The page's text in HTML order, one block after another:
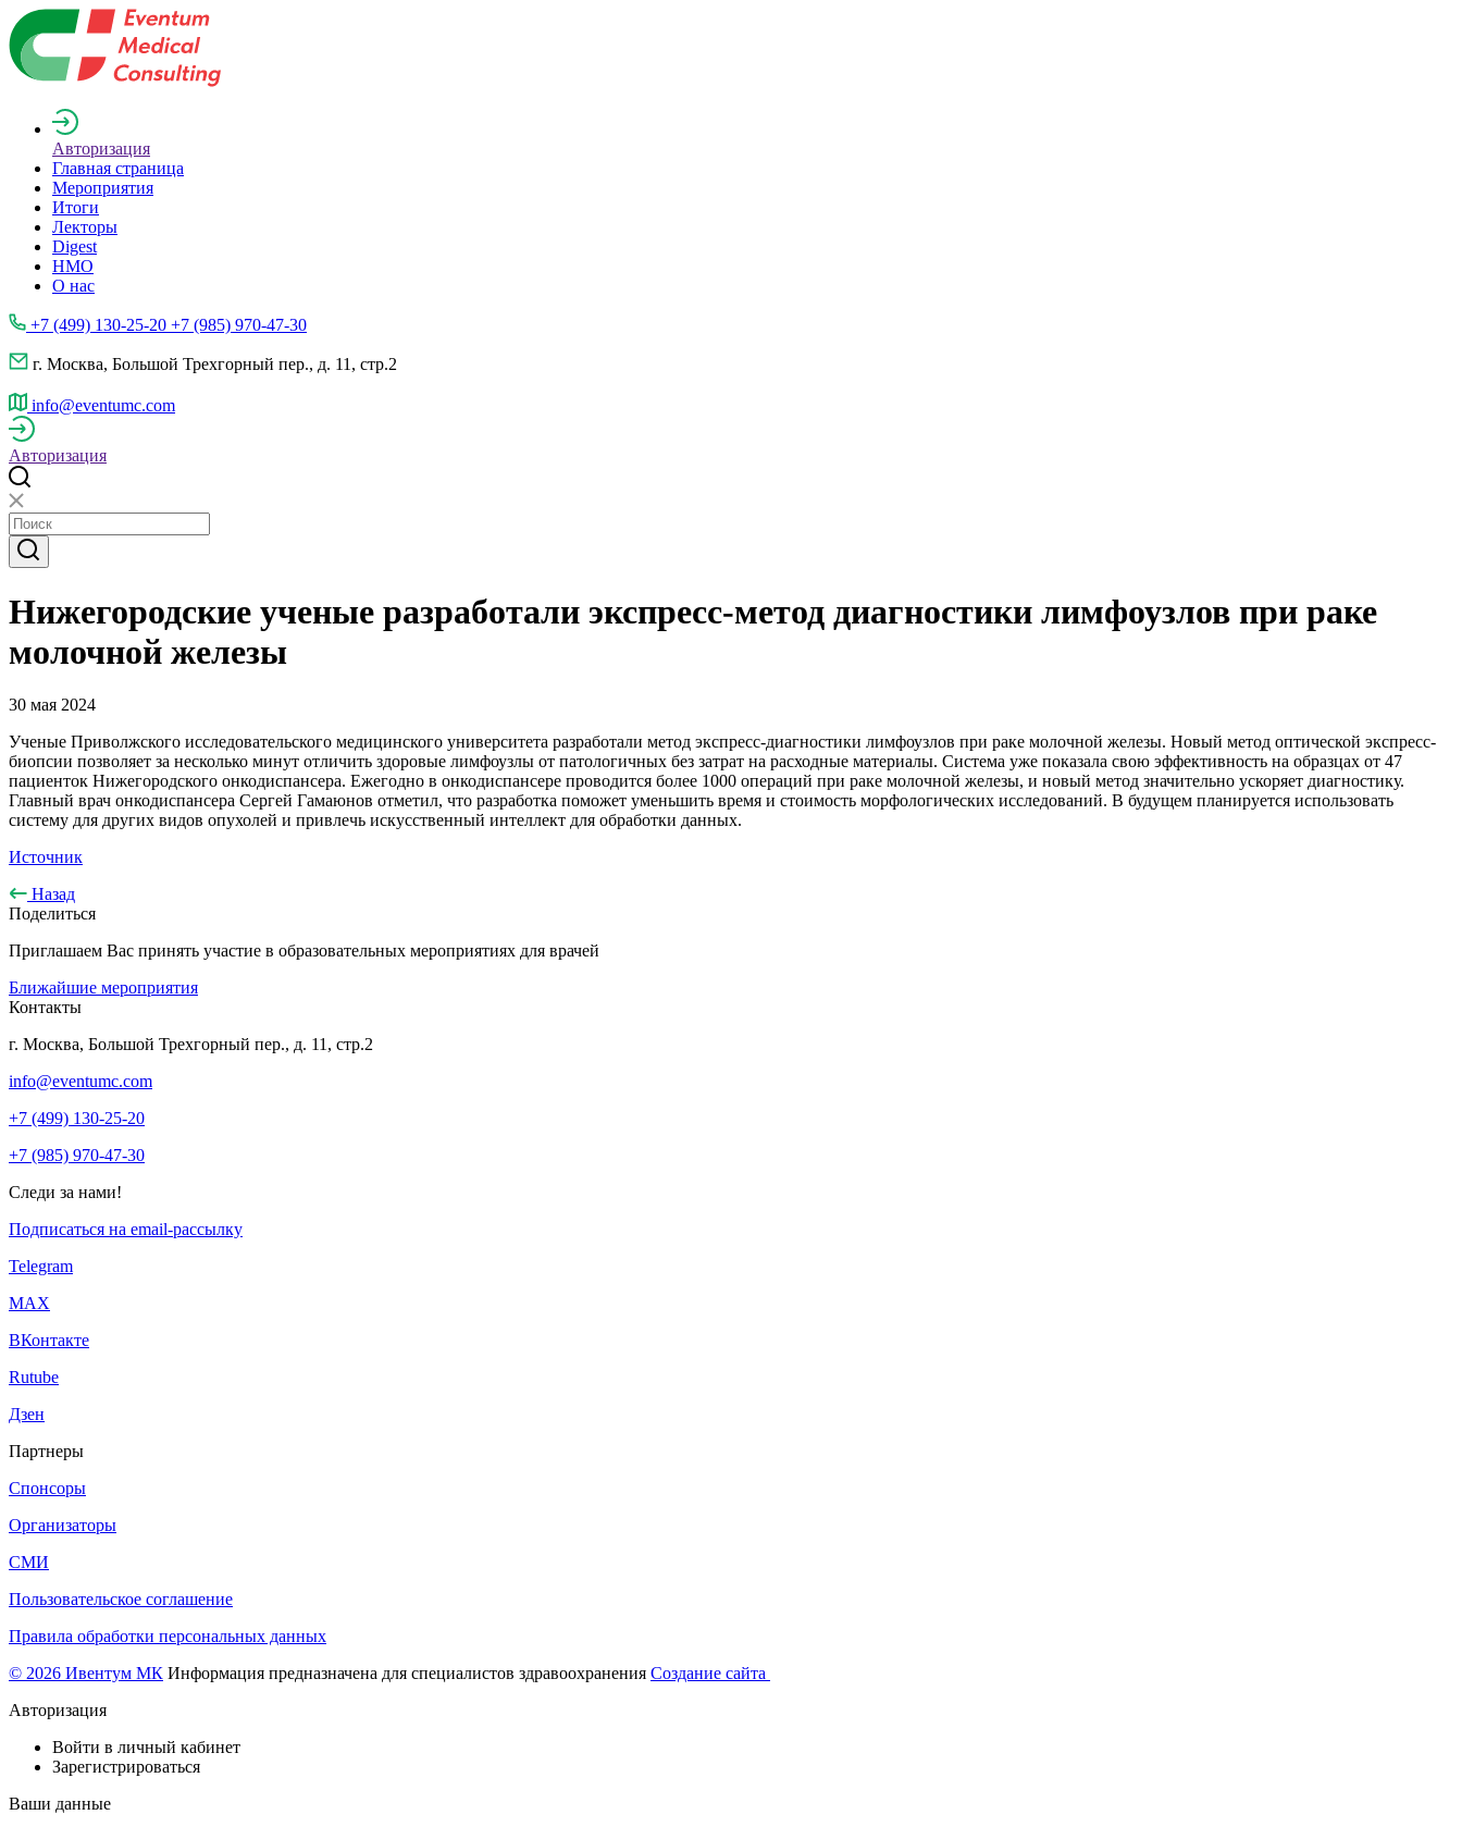
Авторизация
Главная страница
Мероприятия
Итоги
Лекторы
Digest
НМО
О нас
+7 (499) 130-25-20 +7 (985) 970-47-30
г. Москва, Большой Трехгорный пер., д. 11, стр.2
info@eventumc.com
Авторизация
Нижегородские ученые разработали экспресс-метод диагностики лимфоузлов при раке
молочной железы
30 мая 2024
Ученые Приволжского исследовательского медицинского университета разработали метод экспресс-диагностики лимфоузлов при раке молочной железы. Новый метод оптической экспресс-
биопсии позволяет за несколько минут отличить здоровые лимфоузлы от патологичных без затрат на расходные материалы. Система уже показала свою эффективность на образцах от 47
пациенток Нижегородского онкодиспансера. Ежегодно в онкодиспансере проводится более 1000 операций при раке молочной железы, и новый метод значительно ускоряет диагностику.
Главный врач онкодиспансера Сергей Гамаюнов отметил, что разработка поможет уменьшить время и стоимость морфологических исследований. В будущем планируется использовать
систему для других видов опухолей и привлечь искусственный интеллект для обработки данных.
Источник
Назад
Поделиться
Приглашаем Вас принять участие в образовательных мероприятиях для врачей
Ближайшие мероприятия
Контакты
г. Москва, Большой Трехгорный пер., д. 11, стр.2
info@eventumc.com
+7 (499) 130-25-20
+7 (985) 970-47-30
Следи за нами!
Подписаться на email-рассылку
Telegram
МАХ
ВКонтакте
Rutube
Дзен
Партнеры
Спонсоры
Организаторы
СМИ
Пользовательское соглашение
Правила обработки персональных данных
© 2026 Ивентум МК Информация предназначена для специалистов здравоохранения Создание сайта
Авторизация
Войти в личный кабинет
Зарегистрироваться
Ваши данные